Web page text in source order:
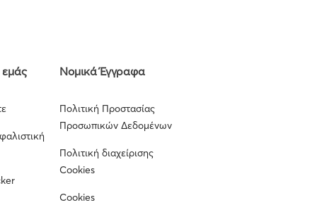
εμάς Νομικά Έγγραφα
Πολιτική Προστασίας
Προσωπικών Δεδομένων
Πολιτική διαχείρισης
Cookies
Cookies